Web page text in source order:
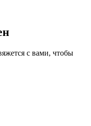
с вами, чтобы